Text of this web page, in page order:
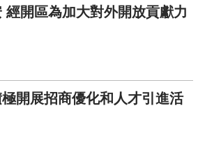
經開區為加大對外開放貢獻力
開展招商優化和人才引進活